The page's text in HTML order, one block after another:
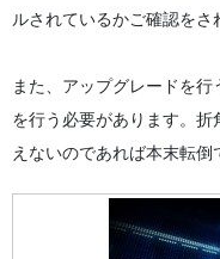
ルされているかご確認をさ
また、アップグレードを
を行う必要があります。
えないのであれば本末転倒